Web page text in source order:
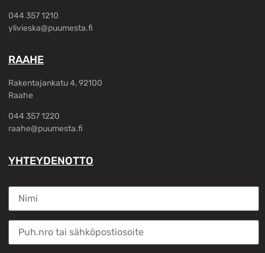
044 357 1210
ylivieska@puumesta.fi
RAAHE
Rakentajankatu 4, 92100
Raahe
044 357 1220
raahe@puumesta.fi
YHTEYDENOTTO